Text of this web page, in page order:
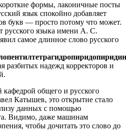
формы, лаконичные посты
язык спокойно добавляет
букв — просто потому что может.
русского языка имени А. С.
самое длинное слово русского
разбитых надежд корректоров и
кафедрой общего и русского
Катышев, это открытие стало
данных с помощью
Видимо, даже машинам
чтобы дочитать это слово до